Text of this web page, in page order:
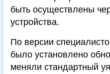
быть осуществлены
устройства.
По версии
было установлено
меняли стандартный